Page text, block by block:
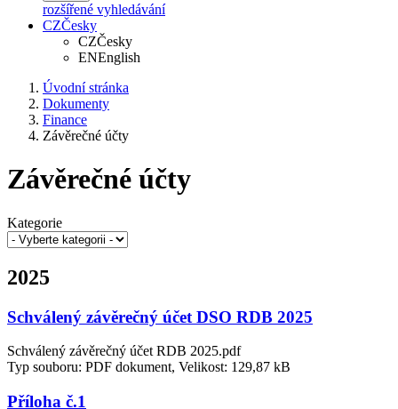
rozšířené vyhledávání
CZČesky
CZČesky
ENEnglish
Úvodní stránka
Dokumenty
Finance
Závěrečné účty
Závěrečné účty
Kategorie
2025
Schválený závěrečný účet DSO RDB 2025
Schválený závěrečný účet RDB 2025.pdf
Typ souboru: PDF dokument, Velikost: 129,87 kB
Příloha č.1